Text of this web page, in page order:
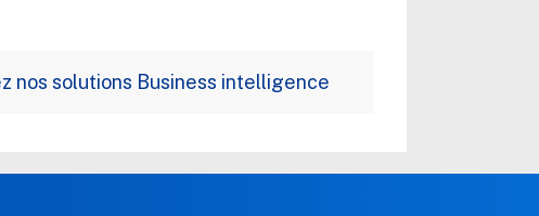
nos solutions Business intelligence